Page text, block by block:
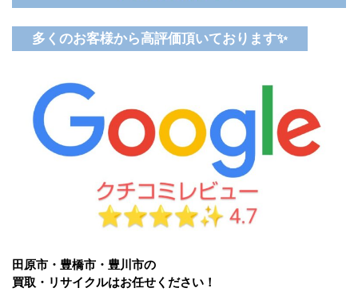
多くのお客様から高評価頂いております✨
田原市・豊橋市・豊川市の
買取・リサイクルはお任せください！